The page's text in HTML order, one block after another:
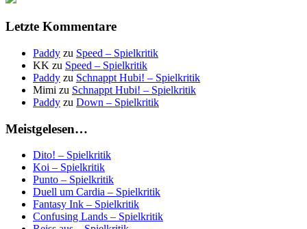
Letzte Kommentare
Paddy zu Speed – Spielkritik
KK zu Speed – Spielkritik
Paddy zu Schnappt Hubi! – Spielkritik
Mimi zu Schnappt Hubi! – Spielkritik
Paddy zu Down – Spielkritik
Meistgelesen…
Dito! – Spielkritik
Koi – Spielkritik
Punto – Spielkritik
Duell um Cardia – Spielkritik
Fantasy Ink – Spielkritik
Confusing Lands – Spielkritik